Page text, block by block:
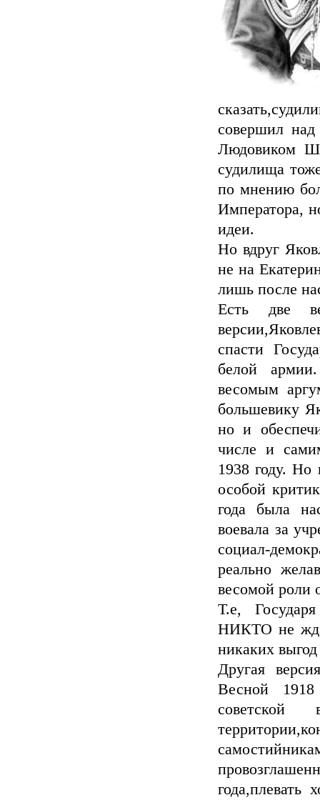
совершил
Людовиком
судилища
по мнению
Императора,
идеи.
Но вдруг
не на
лишь после
Есть две
спасти
белой
весомым
большевику
но и
числе и
1938 году. Но
особой
года была
воевала за
социал-
реально
весомой роли
Т.е,
НИКТО не
никаких
Другая
Весной